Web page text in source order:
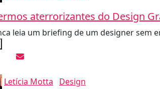
aterrorizantes do Design
leia um briefing de um designer sem
Letícia Motta Design